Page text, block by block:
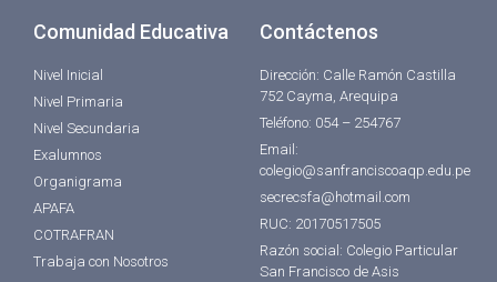
Comunidad Educativa
Nivel Inicial
Nivel Primaria
Nivel Secundaria
Exalumnos
Organigrama
APAFA
COTRAFRAN
Trabaja con Nosotros
Contáctenos
Dirección: Calle Ramón Castilla
752 Cayma, Arequipa
Teléfono: 054 – 254767
Email:
colegio@sanfranciscoaqp.edu.pe
secrecsfa@hotmail.com
RUC: 20170517505
Razón social: Colegio Particular
San Francisco de Asis